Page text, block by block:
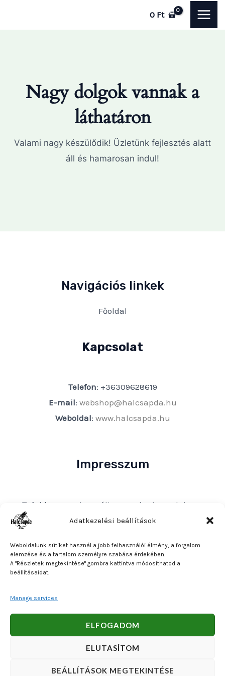
Adatkezelési beállítások
Weboldalunk sütiket használ a jobb felhasználói élmény, a forgalom
elemzése és a tartalom személyre szabása érdekében.
A "Részletek megtekintése" gombra kattintva módosíthatod a
beállításaidat.
Manage services
ELFOGADOM
ELUTASÍTOM
BEÁLLÍTÁSOK MEGTEKINTÉSE
0 Ft
Nagy dolgok vannak a
láthatáron
Valami nagy készülődik! Üzletünk fejlesztés alatt
áll és hamarosan indul!
Navigációs linkek
Főoldal
Kapcsolat
Telefon: +36309628619
E-mail: webshop@halcsapda.hu
Weboldal: www.halcsapda.hu
Impresszum
Tulajdonos
: Bakos Bálint E. V. (Halcsapda)
Székhely és postacím: 2890 Tata, Nyárfa u. 7.
Közösségi adószám: HU90921379
Bankszámlaszám: OTP Bank 11740047-27102600
by Bakos Bálint E. V. (Halcsapda).